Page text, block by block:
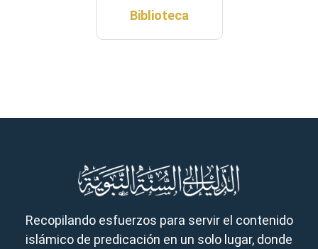
Biblioteca
Recopilando esfuerzos para servir el contenido
islámico de predicación en un solo lugar, donde